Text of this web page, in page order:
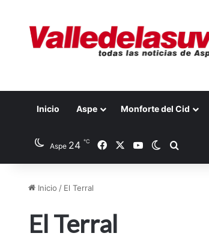
Inicio Aspe Monforte del Cid
Aspe 24 ℃ FacebookYouTubeSwitch skin
Inicio / El Terral
El Terral